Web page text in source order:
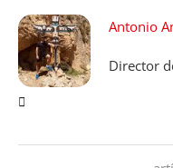
Antonio
Director